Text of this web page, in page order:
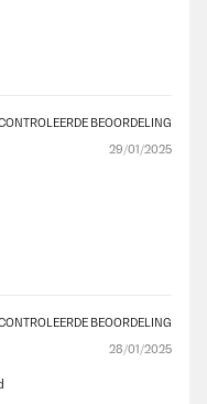
BEOORDELING
29/01/2025
BEOORDELING
28/01/2025